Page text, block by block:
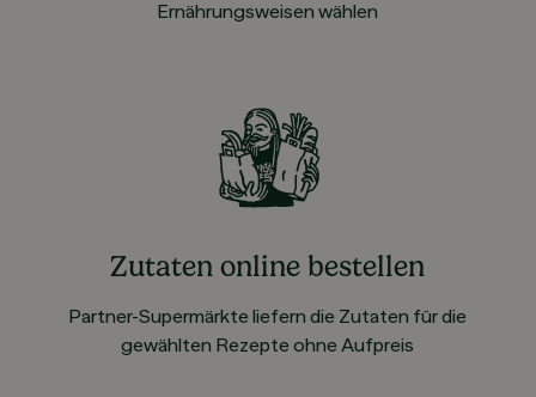
Ernährungsweisen wählen
Zutaten online bestellen
Partner-Supermärkte liefern die Zutaten für die
gewählten Rezepte ohne Aufpreis